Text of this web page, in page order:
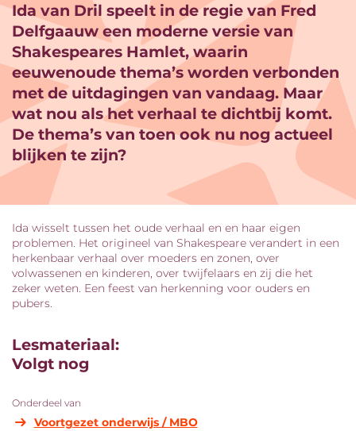
Ida van Dril speelt in de regie van Fred
Delfgaauw een moderne versie van
Shakespeares Hamlet, waarin
eeuwenoude thema’s worden verbonden
met de uitdagingen van vandaag. Maar
wat nou als het verhaal te dichtbij komt.
De thema’s van toen ook nu nog actueel
blijken te zijn?
Ida wisselt tussen het oude verhaal en en haar eigen
problemen. Het origineel van Shakespeare verandert in een
herkenbaar verhaal over moeders en zonen, over
volwassenen en kinderen, over twijfelaars en zij die het
zeker weten. Een feest van herkenning voor ouders en
pubers.
Lesmateriaal:
Volgt nog
Onderdeel van
Voortgezet onderwijs / MBO